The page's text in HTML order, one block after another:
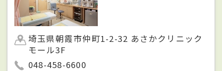
埼玉県朝霞市仲町1-2-32 あさかクリニック
モール3F
048-458-6600